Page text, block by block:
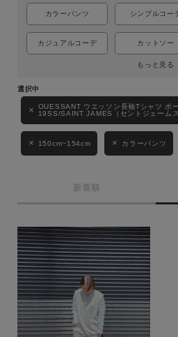
性別
MENS LADIES
カテゴリ
ブランド
カラーパンツ シンプルコー
カジュアルコーデ カットソー
もっと見る
OUESSANT ウエッソン長袖Tシャツ ボ
19SS/SAINT JAMES（セントジェームス
150cm~154cm カラーパンツ
新着順